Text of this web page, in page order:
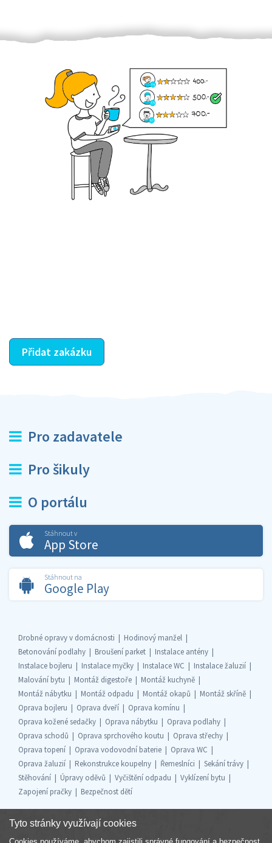
Přidat zakázku
Pro zadavatele
Pro šikuly
O portálu
Stáhnout v
App Store
Stáhnout na
Google Play
Drobné opravy v domácnosti
Hodinový manžel
Betonování podlahy
Broušení parket
Instalace antény
Instalace bojleru
Instalace myčky Instalace WC
Instalace žaluzií
Malování bytu
Montáž digestoře
Montáž kuchyně
Montáž nábytku
Montáž odpadu Montáž okapů
Montáž skříně
Oprava bojleru
Oprava dveří
Oprava komínu
Oprava kožené sedačky
Oprava nábytku
Oprava podlahy
Oprava schodů
Oprava sprchového koutu
Oprava střechy
Oprava topení
Oprava vodovodní baterie
Oprava WC
Oprava žaluzií
Rekonstrukce koupelny Řemeslníci
Sekání trávy
Stěhování
Úpravy oděvů Vyčištění odpadu
Vyklízení bytu
Zapojení pračky
Bezpečnost dětí
Tyto stránky využívají cookies